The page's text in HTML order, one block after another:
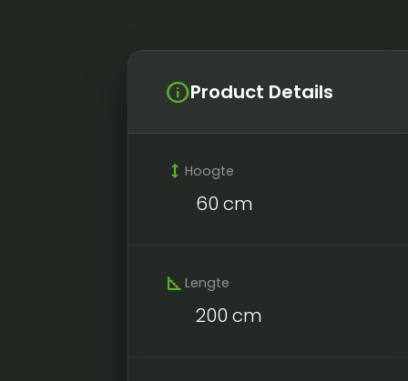
infoProduct Details
height Hoogte
60 cm
square_foot Lengte
200 cm